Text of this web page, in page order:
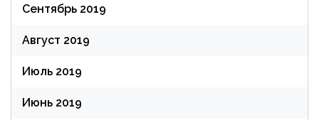
Сентябрь 2019
Август 2019
Июль 2019
Июнь 2019